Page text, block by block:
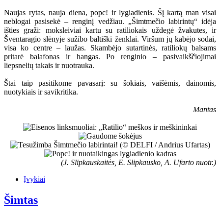
Naujas rytas, nauja diena, popc! ir lygiadienis. Šį kartą man visai
neblogai pasisekė – renginį vedžiau. „Šimtmečio labirintų“ idėja
išties graži: moksleiviai kartu su ratiliokais uždegė žvakutes, ir
Šventaragio slėnyje sužibo baltiški ženklai. Viršum jų kabėjo sodai,
visa ko centre – laužas. Skambėjo sutartinės, ratiliokų balsams
pritarė balafonas ir hangas. Po renginio – pasivaikščiojimai
liepsnelių takais ir nuotrauka.
Štai taip pasitikome pavasarį: su šokiais, vaišėmis, dainomis,
nuotykiais ir savikritika.
Mantas
(J. Slipkauskaitės, E. Slipkausko, A. Ufarto nuotr.)
Įvykiai
Šimtas